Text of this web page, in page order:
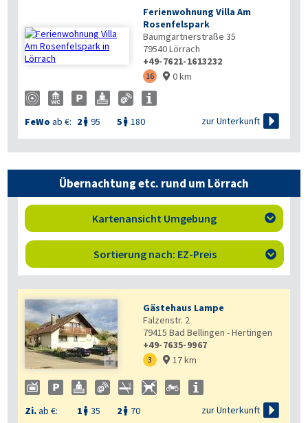
Ferienwohnung Villa Am
Rosenfelspark
Baumgartnerstraße 35
79540Lörrach
+49-7621-1613232
16  0 km
FeWo ab €: 2  95 5  180 zur Unterkunft 
Übernachtung etc. rund um Lörrach
Kartenansicht Umgebung 
Sortierung nach: EZ-Preis 

Gästehaus Lampe
Falzenstr. 2
79415 Bad Bellingen - Hertingen
+49-7635-9967
3  17 km
Zi.ab €: 1  35 2  70 zur Unterkunft 